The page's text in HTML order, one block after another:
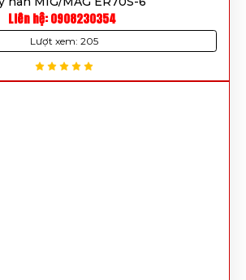
Liên hệ: 0908230354
Lượt xem: 205